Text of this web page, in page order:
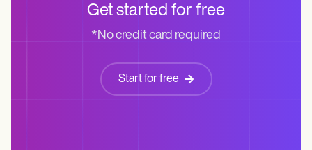
Get started for free
*No credit card required
Start for free